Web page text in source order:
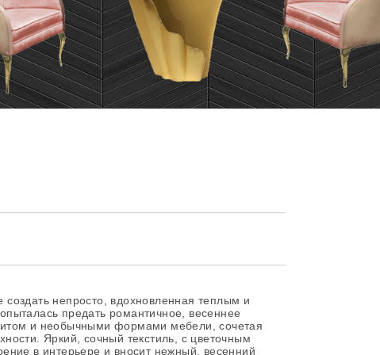
непросто, вдохновленная теплым и
предать романтичное, весеннее
и необычными формами мебели, сочетая
Яркий, сочный текстиль, с цветочным
в интерьере и вносит нежный, весенний